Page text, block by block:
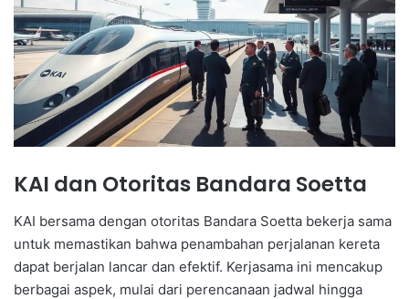
KAI dan Otoritas Bandara Soetta
KAI bersama dengan otoritas Bandara Soetta bekerja sama
untuk memastikan bahwa penambahan perjalanan kereta
dapat berjalan lancar dan efektif. Kerjasama ini mencakup
berbagai aspek, mulai dari perencanaan jadwal hingga